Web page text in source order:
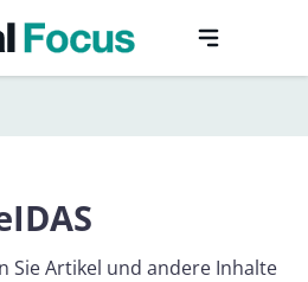
Sie Artikel und andere Inhalte